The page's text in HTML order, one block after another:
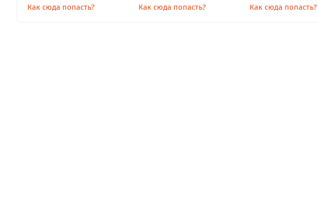
Как сюда попасть? Как сюда попасть? Как сюда попасть?